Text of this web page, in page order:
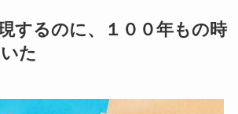
するのに、１００年もの時
た